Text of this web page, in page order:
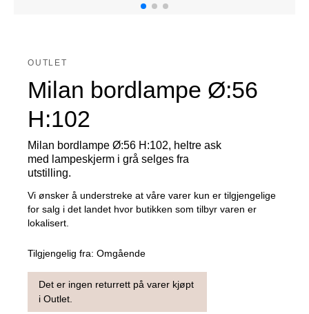
OUTLET
Milan bordlampe Ø:56
H:102
Milan bordlampe Ø:56 H:102, heltre ask
med lampeskjerm i grå selges fra
utstilling.
Vi ønsker å understreke at våre varer kun er tilgjengelige
for salg i det landet hvor butikken som tilbyr varen er
lokalisert.
Tilgjengelig fra: Omgående
Det er ingen returrett på varer kjøpt
i Outlet.